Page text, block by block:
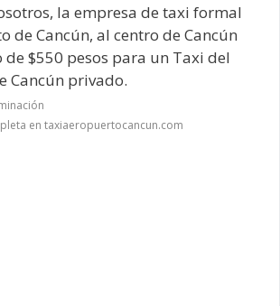
la empresa de taxi formal
de Cancún, al centro de Cancún
de $550 pesos para un Taxi del
Cancún privado.
en taxiaeropuertocancun.com